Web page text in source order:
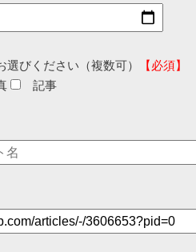
びください（複数可）
【必須】
記事